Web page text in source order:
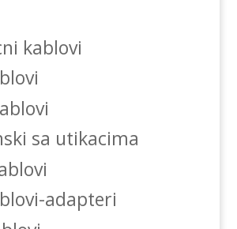
kablovi
sa utikacima
adapteri